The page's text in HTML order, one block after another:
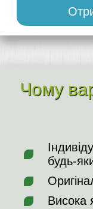
красу,
Чому
будь-
Висока